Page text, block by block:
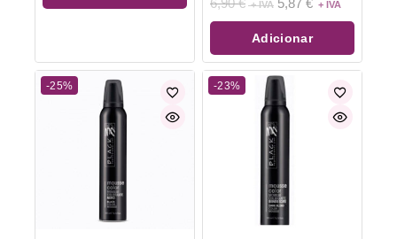
de
5
6,90€ 5,87 €
Adicionar
-25% -23%